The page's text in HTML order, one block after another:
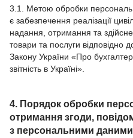
3.1. Метою обробки
є забезпечення реалізації
надання, отримання та
товари та послуги відповідно
Закону України «Про
звітність в Україні».
4. Порядок обробки
отримання згоди,
з персональними даними